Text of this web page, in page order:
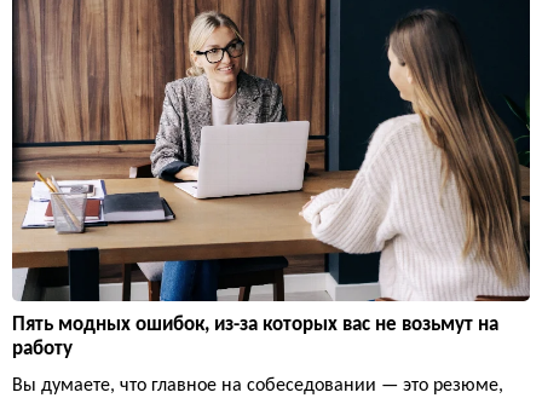
Пять модных ошибок, из-за которых вас не возьмут на
работу
Вы думаете, что главное на собеседовании — это резюме,